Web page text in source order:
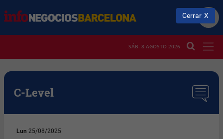
SÁB. 8 AGOSTO 2026
C-Level
Lun 25/08/2025
Cerrar